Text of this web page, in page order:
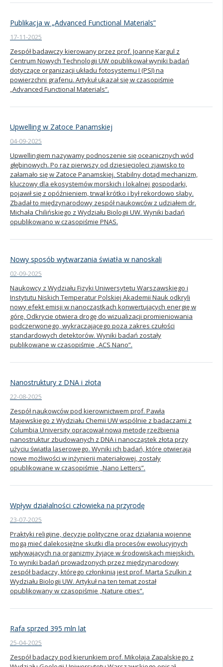
Publikacja w „Advanced Functional Materials”
17-11-2025
Zespół badawczy kierowany przez prof. Joannę Kargul z
Centrum Nowych Technologii UW opublikował wyniki badań
dotyczące organizacji układu fotosystemu I (PSI) na
powierzchni grafenu. Artykuł ukazał się w czasopiśmie
„Advanced Functional Materials”.
Upwelling w Zatoce Panamskiej
04-09-2025
Upwellingiem nazywamy podnoszenie się oceanicznych wód
głębinowych. Po raz pierwszy od dziesięcioleci zjawisko to
załamało się w Zatoce Panamskiej. Stabilny dotąd mechanizm,
kluczowy dla ekosystemów morskich i lokalnej gospodarki,
pojawił się z opóźnieniem, trwał krótko i był rekordowo słaby.
Zbadał to międzynarodowy zespół naukowców z udziałem dr.
Michała Chilińskiego z Wydziału Biologii UW. Wyniki badań
opublikowano w czasopiśmie PNAS.
Nowy sposób wytwarzania światła w nanoskali
02-09-2025
Naukowcy z Wydziału Fizyki Uniwersytetu Warszawskiego i
Instytutu Niskich Temperatur Polskiej Akademii Nauk odkryli
nowy efekt emisji w nanocząstkach konwertujących energię w
górę. Odkrycie otwiera drogę do wizualizacji promieniowania
podczerwonego, wykraczającego poza zakres czułości
standardowych detektorów. Wyniki badań zostały
publikowane w czasopiśmie „ACS Nano”.
Nanostruktury z DNA i złota
22-08-2025
Zespół naukowców pod kierownictwem prof. Pawła
Majewskiego z Wydziału Chemii UW wspólnie z badaczami z
Columbia University opracował nową metodę rzeźbienia
nanostruktur zbudowanych z DNA i nanocząstek złota przy
użyciu światła laserowego. Wyniki ich badań, które otwierają
nowe możliwości w inżynierii materiałowej, zostały
opublikowane w czasopiśmie „Nano Letters”.
Wpływ działalności człowieka na przyrodę
23-07-2025
Praktyki religijne, decyzje polityczne oraz działania wojenne
mogą mieć dalekosiężne skutki dla procesów ewolucyjnych
wpływających na organizmy żyjące w środowiskach miejskich.
To wyniki badań prowadzonych przez międzynarodowy
zespół badaczy, którego członkinią jest prof. Marta Szulkin z
Wydziału Biologii UW. Artykuł na ten temat został
opublikowany w czasopiśmie „Nature cities”.
Rafa sprzed 395 mln lat
25-04-2025
Zespół badaczy pod kierunkiem prof. Mikołaja Zapalskiego z